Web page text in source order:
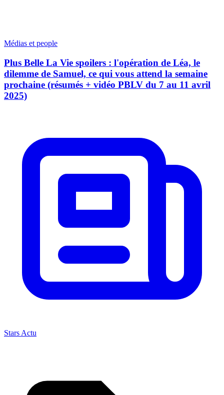
Médias et people
Plus Belle La Vie spoilers : l'opération de Léa, le
dilemme de Samuel, ce qui vous attend la semaine
prochaine (résumés + vidéo PBLV du 7 au 11 avril
2025)
Stars Actu